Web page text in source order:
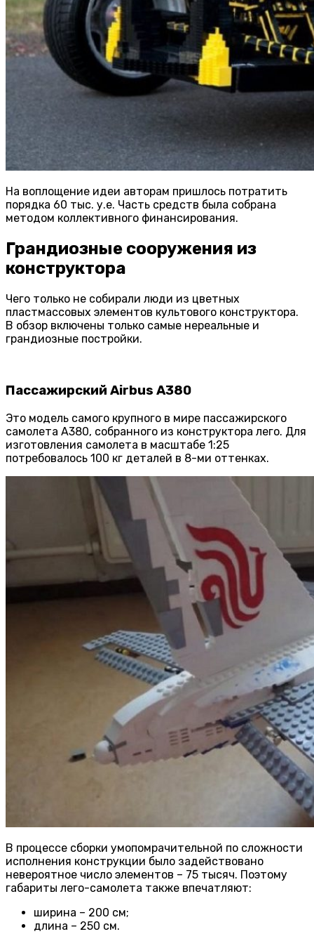
На воплощение идеи авторам пришлось потратить
порядка 60 тыс. у.е. Часть средств была собрана
методом коллективного финансирования.
Грандиозные сооружения из
конструктора
Чего только не собирали люди из цветных
пластмассовых элементов культового конструктора.
В обзор включены только самые нереальные и
грандиозные постройки.
Пассажирский Аirbus A380
Это модель самого крупного в мире пассажирского
самолета А380, собранного из конструктора лего. Для
изготовления самолета в масштабе 1:25
потребовалось 100 кг деталей в 8-ми оттенках.
В процессе сборки умопомрачительной по сложности
исполнения конструкции было задействовано
невероятное число элементов – 75 тысяч. Поэтому
габариты лего-самолета также впечатляют:
ширина – 200 см;
длина – 250 см.